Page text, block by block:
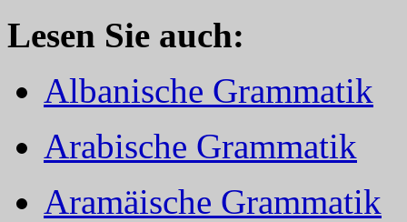
Lesen Sie auch:
Albanische Grammatik
Arabische Grammatik
Aramäische Grammatik